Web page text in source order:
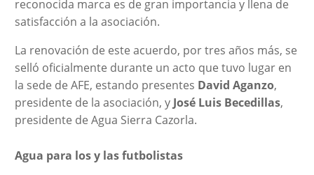
reconocida marca es de gran importancia y llena de
satisfacción a la asociación.
La renovación de este acuerdo, por tres años más, se
selló oficialmente durante un acto que tuvo lugar en
la sede de AFE, estando presentes David Aganzo,
presidente de la asociación, y José Luis Becedillas,
presidente de Agua Sierra Cazorla.
Agua para los y las futbolistas